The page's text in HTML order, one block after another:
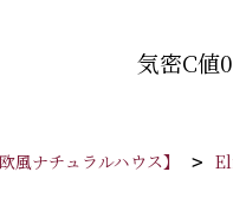
気密C値
ナチュラルハウス】